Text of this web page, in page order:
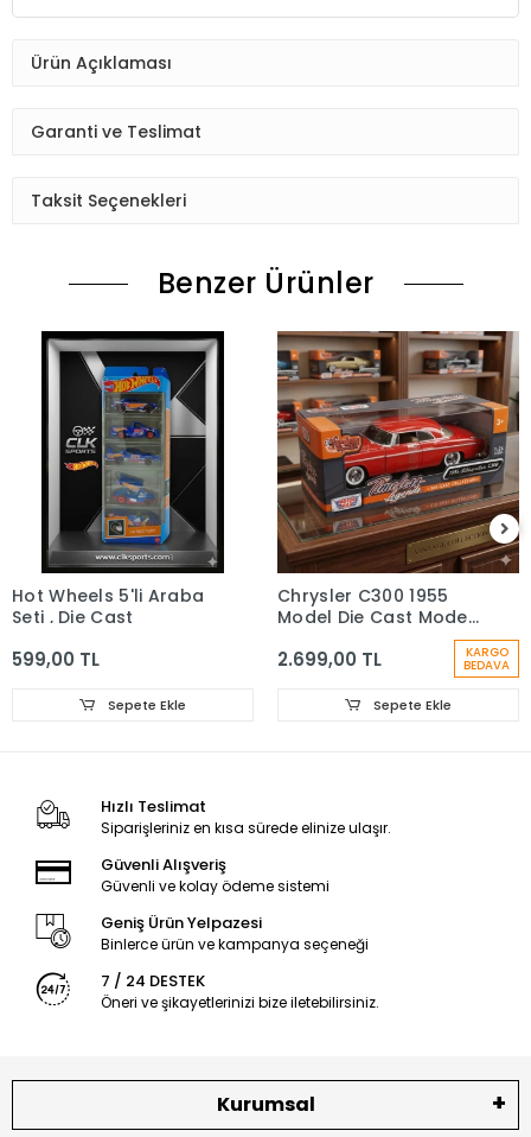
Ürün Açıklaması
Garanti ve Teslimat
Taksit Seçenekleri
Benzer Ürünler
Hot Wheels 5'li Araba
Seti , Die Cast
599,00 TL
Sepete Ekle
Chrysler C300 1955
Model Die Cast Model
2.699,00 TL KARGO
BEDAVA
Sepete Ekle
Hızlı Teslimat
Siparişleriniz en kısa sürede elinize ulaşır.
Güvenli Alışveriş
Güvenli ve kolay ödeme sistemi
Geniş Ürün Yelpazesi
Binlerce ürün ve kampanya seçeneği
7 / 24 DESTEK
Öneri ve şikayetlerinizi bize iletebilirsiniz.
Kurumsal